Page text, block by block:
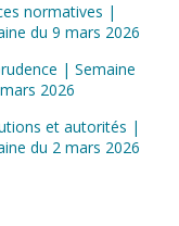
normatives |
du 9 mars 2026
| Semaine
2026
et autorités |
du 2 mars 2026